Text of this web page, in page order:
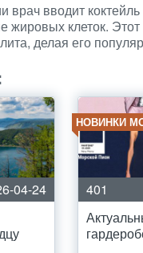
врач вводит
жировых клеток.
делая его
04-24
НОВИНКИ
401